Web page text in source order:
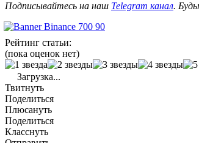
Подписывайтесь на наш Telegram канал.
Рейтинг статьи:
(пока оценок нет)
Загрузка...
Твитнуть
Поделиться
Плюсануть
Поделиться
Класснуть